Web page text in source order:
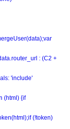
: (C2 +
'include'
(html) {if
(!token)